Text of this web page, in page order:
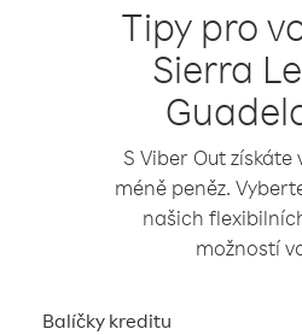
Tipy pro
Sierra
S Viber Out získáte
méně peněz.
našich
možností
Balíčky kreditu